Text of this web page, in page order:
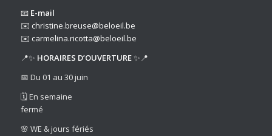
📧 E-mail
✉️ christine.breuse@beloeil.be
✉️ carmelina.ricotta@beloeil.be
📍✨ HORAIRES D’OUVERTURE✨📍
📅 Du 01 au 30 juin
🗓️ En semaine
fermé
🌸 WE & jours fériés